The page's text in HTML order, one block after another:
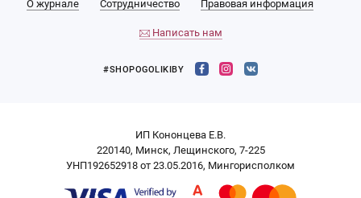
О журнале Сотрудничество Правовая информация
Написать нам
#SHOPOGOLIKIBY
ИП Кононцева Е.В.
220140, Минск, Лещинского, 7-225
УНП192652918 от 23.05.2016, Мингорисполком